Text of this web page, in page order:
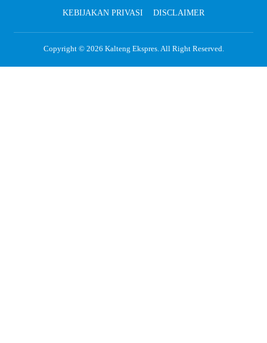
KEBIJAKAN PRIVASI
DISCLAIMER
Copyright © 2026 Kalteng Ekspres. All Right Reserved.